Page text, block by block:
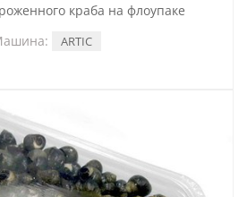
краба на флоупаке
ARTIC